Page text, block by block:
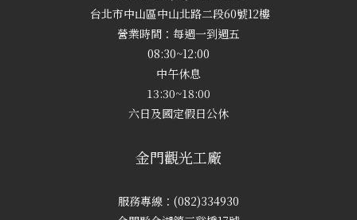
台北市中山區中山北路二段60號12樓
營業時間：每週一到週五
08:30~12:00
中午休息
13:30~18:00
六日及國定假日公休
金門觀光工廠
服務專線：(082)334930